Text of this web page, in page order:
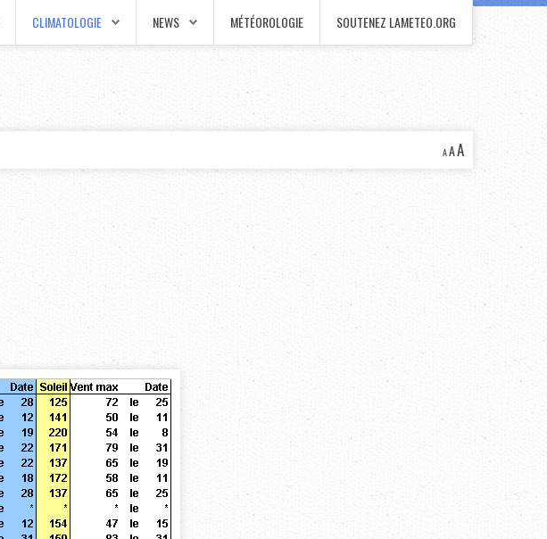
CLIMATOLOGIE NEWS MÉTÉOROLOGIE SOUTENEZ LAMETEO.ORG
AAA